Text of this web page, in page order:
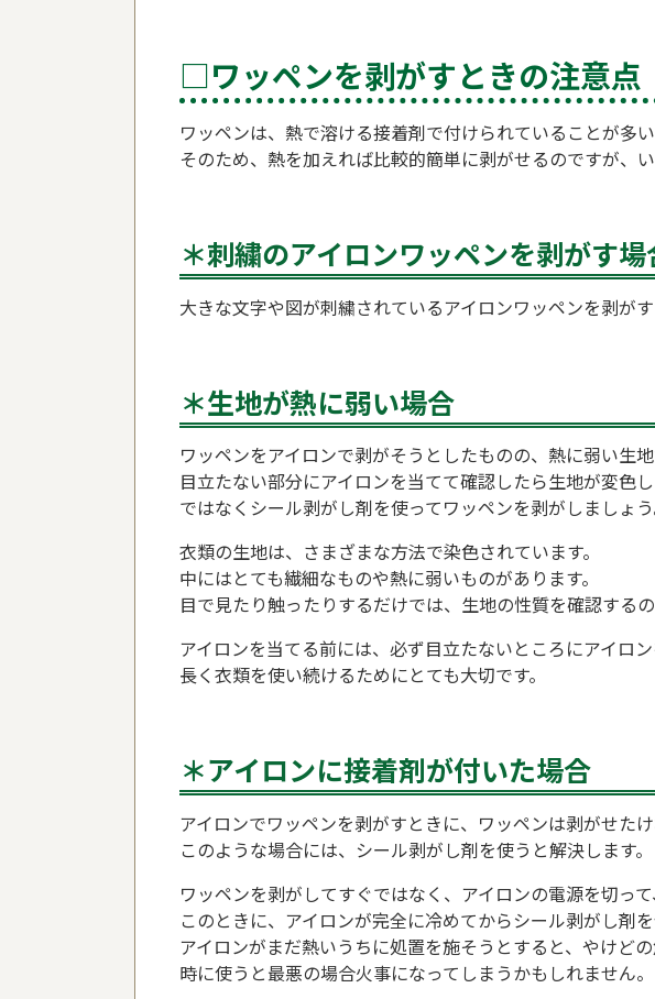
□ワッペンを剥がすときの注意点
ワッペンは、熱で溶ける接着剤で付けられていることが多い
そのため、熱を加えれば比較的簡単に剥がせるのですが、
＊刺繍のアイロンワッペンを剥がす場
大きな文字や図が刺繍されているアイロンワッペンを剥が
＊生地が熱に弱い場合
ワッペンをアイロンで剥がそうとしたものの、熱に弱い生
目立たない部分にアイロンを当てて確認したら生地が変色
ではなくシール剥がし剤を使ってワッペンを剥がしましょう
衣類の生地は、さまざまな方法で染色されています。
中にはとても繊細なものや熱に弱いものがあります。
目で見たり触ったりするだけでは、生地の性質を確認するの
アイロンを当てる前には、必ず目立たないところにアイロン
長く衣類を使い続けるためにとても大切です。
＊アイロンに接着剤が付いた場合
アイロンでワッペンを剥がすときに、ワッペンは剥がせた
このような場合には、シール剥がし剤を使うと解決します。
ワッペンを剥がしてすぐではなく、アイロンの電源を切っ
このときに、アイロンが完全に冷めてからシール剥がし剤を
アイロンがまだ熱いうちに処置を施そうとすると、やけど
時に使うと最悪の場合火事になってしまうかもしれません。